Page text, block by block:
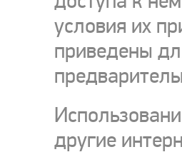
условия их
приведены
другие